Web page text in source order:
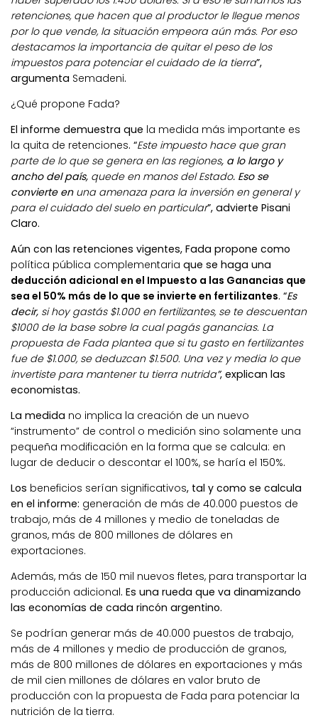
retenciones, que hacen que al productor le llegue menos
por lo que vende, la situación empeora aún más. Por eso
destacamos la importancia de quitar el peso de los
impuestos para potenciar el cuidado de la tierra”,
argumenta Semadeni.
¿Qué propone Fada?
El informe demuestra que la medida más importante es
la quita de retenciones. “Este impuesto hace que gran
parte de lo que se genera en las regiones, a lo largo y
ancho del país, quede en manos del Estado. Eso se
convierte en una amenaza para la inversión en general y
para el cuidado del suelo en particular”, advierte Pisani
Claro.
Aún con las retenciones vigentes, Fada propone como
política pública complementaria que se haga una
deducción adicional en el Impuesto a las Ganancias que
sea el 50% más de lo que se invierte en fertilizantes. “Es
decir, si hoy gastás $1.000 en fertilizantes, se te descuentan
$1000 de la base sobre la cual pagás ganancias. La
propuesta de Fada plantea que si tu gasto en fertilizantes
fue de $1.000, se deduzcan $1.500. Una vez y media lo que
invertiste para mantener tu tierra nutrida”, explican las
economistas.
La medida no implica la creación de un nuevo
“instrumento” de control o medición sino solamente una
pequeña modificación en la forma que se calcula: en
lugar de deducir o descontar el 100%, se haría el 150%.
Los beneficios serían significativos, tal y como se calcula
en el informe: generación de más de 40.000 puestos de
trabajo, más de 4 millones y medio de toneladas de
granos, más de 800 millones de dólares en
exportaciones.
Además, más de 150 mil nuevos fletes, para transportar la
producción adicional. Es una rueda que va dinamizando
las economías de cada rincón argentino.
Se podrían generar más de 40.000 puestos de trabajo,
más de 4 millones y medio de producción de granos,
más de 800 millones de dólares en exportaciones y más
de mil cien millones de dólares en valor bruto de
producción con la propuesta de Fada para potenciar la
nutrición de la tierra.